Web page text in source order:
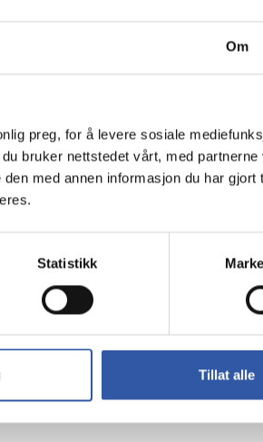
Om
preg, for å levere sosiale
bruker nettstedet vårt, med partnerne
med annen informasjon du har gjort
Statistikk
Tillat alle
B (330 x 483 mm) -
hvitt samt kunstreproduksjoner
med varm hvit tone for de ekstra
profesjonelle fotoskrivere og
der varme farger og grå
bilder.
med Canons originale blekk